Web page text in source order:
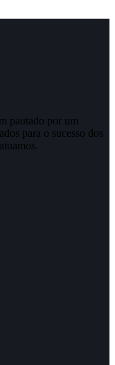
pautado por um
para o sucesso dos